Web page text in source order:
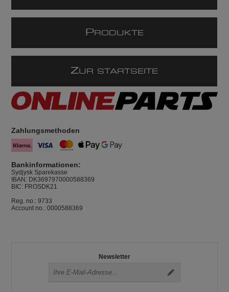
P RODUKTE
ZUR STARTSEITE
Zahlungsmethoden
Bankinformationen:
Sydjysk Sparekasse
IBAN: DK3697970000588369
BIC: FROSDK21
Reg. no.: 9733
Account no.: 0000588369
Newsletter